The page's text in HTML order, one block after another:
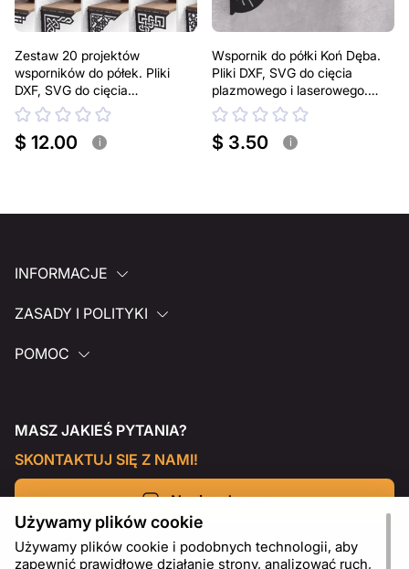
Zestaw 20 projektów
wsporników do półek. Pliki
DXF, SVG do cięcia
plazmowego i laserowego.
Uchwyt do półki
$ 12.00 i
Wspornik do półki Koń Dęba.
Pliki DXF, SVG do cięcia
plazmowego i laserowego.
Uchwyt do półki
$ 3.50 i
INFORMACJE
ZASADY I POLITYKI
POMOC
MASZ JAKIEŚ PYTANIA?
SKONTAKTUJ SIĘ Z NAMI!
Napisz do nas
Używamy plików cookie
Używamy plików cookie i podobnych technologii, aby
zapewnić prawidłowe działanie strony, analizować ruch,